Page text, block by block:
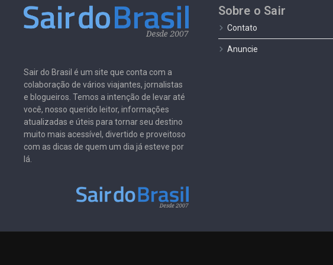
Sair do Brasil é um site que conta com a
colaboração de vários viajantes, jornalistas
e blogueiros. Temos a intenção de levar até
você, nosso querido leitor, informações
atualizadas e úteis para tornar seu destino
muito mais acessível, divertido e proveitoso
com as dicas de quem um dia já esteve por
lá.
Sobre o Sair
Contato
Anuncie